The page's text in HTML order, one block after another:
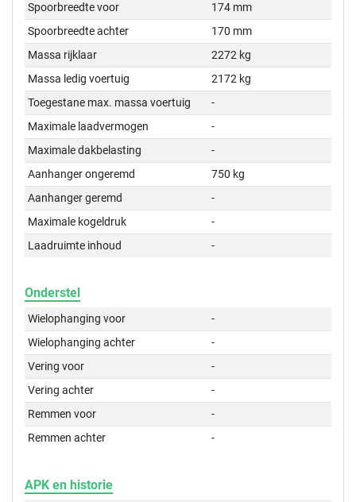
Spoorbreedte voor
174 mm
Spoorbreedte achter
170 mm
Massa rijklaar
2272 kg
Massa ledig voertuig
2172 kg
Toegestane max. massa voertuig
-
Maximale laadvermogen
-
Maximale dakbelasting
-
Aanhanger ongeremd
750 kg
Aanhanger geremd
-
Maximale kogeldruk
-
Laadruimte inhoud
-
Onderstel
Wielophanging voor
-
Wielophanging achter
-
Vering voor
-
Vering achter
-
Remmen voor
-
Remmen achter
-
APK en historie